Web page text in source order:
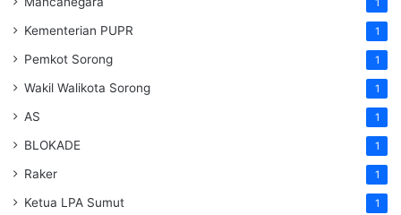
1
Kementerian PUPR 1
Pemkot Sorong 1
Wakil Walikota Sorong 1
AS 1
BLOKADE 1
Raker 1
Ketua LPA Sumut 1